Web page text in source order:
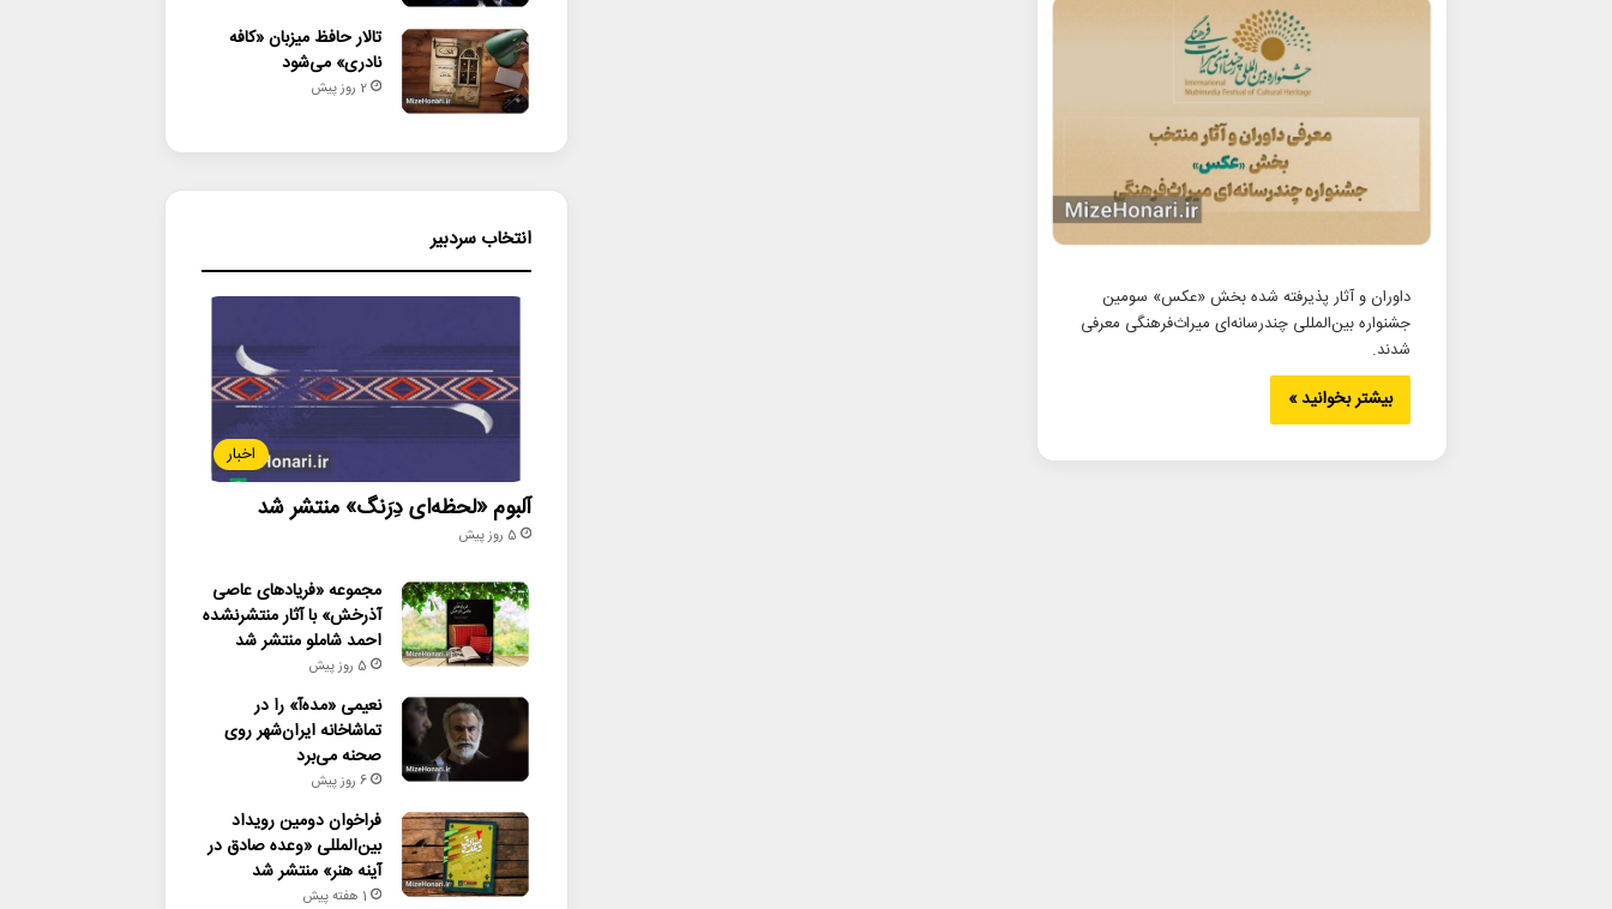
داوران و آثار پذیرفته شده بخش «عکس» سومین
جشنواره بین‌المللی چندرسانه‌ای میراث‌فرهنگی معرفی
شدند.
بیشتر بخوانید »
تالار حافظ میزبان «کافه
نادری» می‌شود
2 روز پیش
انتخاب سردبیر
اخبار
آلبوم «لحظه‌ای دِرَنگ» منتشر شد
5 روز پیش
مجموعه «فریادهای عاصی
آذرخش» با آثار منتشرنشده
احمد شاملو منتشر شد
5 روز پیش
نعیمی «مده‌آ» را در
تماشاخانه ایران‌شهر روی
صحنه می‌برد
6 روز پیش
فراخوان دومین رویداد
بین‌المللی «وعده صادق در
آینه هنر» منتشر شد
1 هفته پیش